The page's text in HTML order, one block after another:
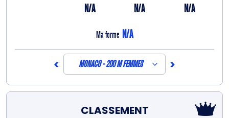
N/A N/A N/A
Ma forme N/A
< MONACO - 200 M FEMMES >
CLASSEMENT